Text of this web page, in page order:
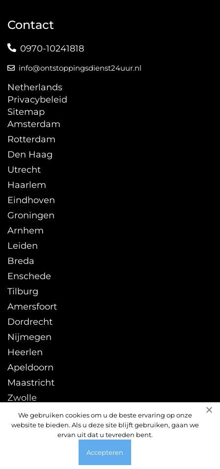
We gebruiken cookies om u de beste ervaring op onze
website te bieden. Als u deze site blijft gebruiken, gaan we
ervan uit dat u tevreden bent.
Accepteren
Contact
0970-10241818
info@ontstoppingsdienst24uur.nl
Netherlands
Privacybeleid
Sitemap
Amsterdam
Rotterdam
Den Haag
Utrecht
Haarlem
Eindhoven
Groningen
Arnhem
Leiden
Breda
Enschede
Tilburg
Amersfoort
Dordrecht
Nijmegen
Heerlen
Apeldoorn
Maastricht
Zwolle
Leeuwarden
Sittard